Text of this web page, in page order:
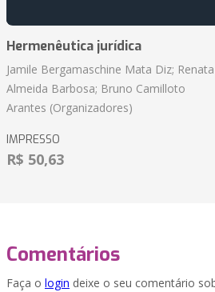
Hermenêutica jurídica
Jamile Bergamaschine Mata Diz; Renata
Almeida Barbosa; Bruno Camilloto
Arantes (Organizadores)
IMPRESSO
R$ 50,63
Comentários
Faça o login deixe o seu comentário